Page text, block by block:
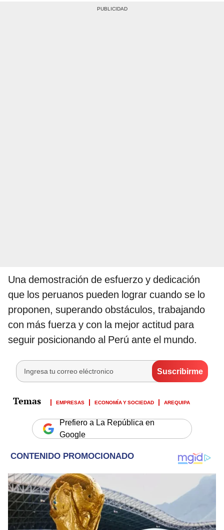
Una demostración de esfuerzo y dedicación
que los peruanos pueden lograr cuando se lo
proponen, superando obstáculos, trabajando
con más fuerza y con la mejor actitud para
seguir posicionando al Perú ante el mundo.
EMPRESAS ECONOMÍA Y SOCIEDAD AREQUIPA
Prefiero a La República en
Google